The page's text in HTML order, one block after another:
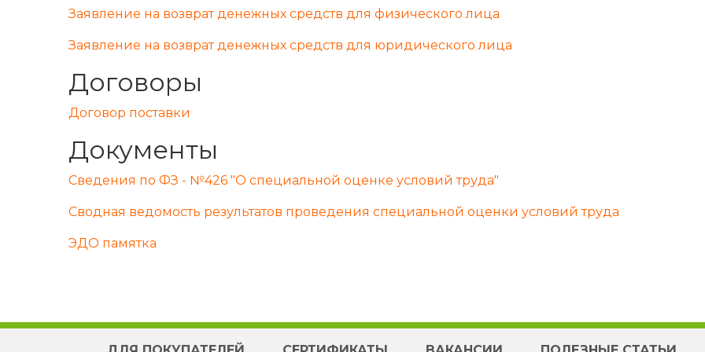
Заявление на возврат денежных средств для физического лица
Заявление на возврат денежных средств для юридического лица
Договоры
Договор поставки
Документы
Сведения по ФЗ - №426 "О специальной оценке условий труда"
Сводная ведомость результатов проведения специальной оценки условий труда
ЭДО памятка